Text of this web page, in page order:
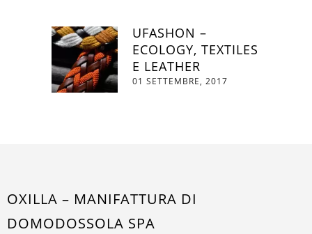
UFASHON –
ECOLOGY, TEXTILES
E LEATHER
01 SETTEMBRE, 2017
OXILLA – MANIFATTURA DI
DOMODOSSOLA SPA